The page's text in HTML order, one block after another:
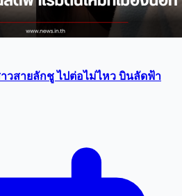
วสายลักชู ไปต่อไม่ไหว บินลัดฟ้า